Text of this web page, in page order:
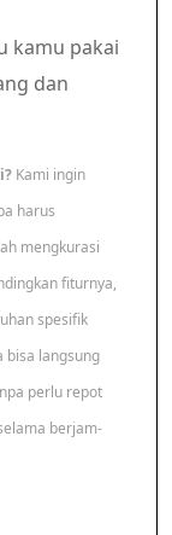
kamu pakai
dan
Kami ingin
harus
mengkurasi
fiturnya,
spesifik
bisa langsung
perlu repot
berjam-